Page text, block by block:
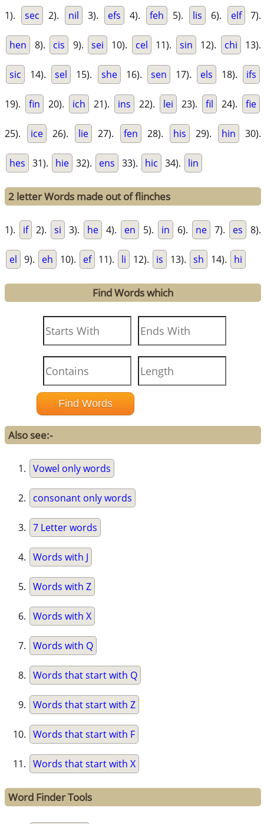
1). sec 2). nil 3). efs 4). feh 5). lis 6). elf 7).
hen 8). cis 9). sei 10). cel 11). sin 12). chi 13).
sic 14). sel 15). she 16). sen 17). els 18). ifs
19). fin 20). ich 21). ins 22). lei 23). fil 24). fie
25). ice 26). lie 27). fen 28). his 29). hin 30).
hes 31). hie 32). ens 33). hic 34). lin
2 letter Words made out of flinches
1). if 2). si 3). he 4). en 5). in 6). ne 7). es 8).
el 9). eh 10). ef 11). li 12). is 13). sh 14). hi
Find Words which
Also see:-
Vowel only words
consonant only words
7 Letter words
Words with J
Words with Z
Words with X
Words with Q
Words that start with Q
Words that start with Z
Words that start with F
Words that start with X
Word Finder Tools